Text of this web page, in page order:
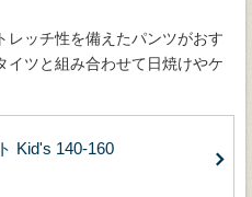
レッチ性を備えたパンツがおす
イツと組み合わせて日焼けやケ
Kid's 140-160